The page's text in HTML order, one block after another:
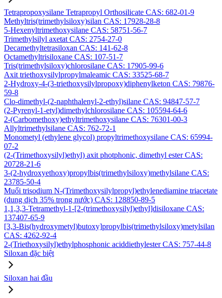
Tetrapropoxysilane Tetrapropyl Orthosilicate CAS: 682-01-9
Methyltris(trimethylsiloxy)silan CAS: 17928-28-8
5-Hexenyltrimethoxysilane CAS: 58751-56-7
Trimethylsilyl axetat CAS: 2754-27-0
Decamethyltetrasiloxan CAS: 141-62-8
Octamethyltrisiloxane CAS: 107-51-7
Tris(trimethylsiloxy)chlorosilane CAS: 17905-99-6
Axit triethoxysilylpropylmaleamic CAS: 33525-68-7
2-Hydroxy-4-(3-triethoxysilylpropoxy)diphenylketon CAS: 79876-
59-8
Clo-dimethyl-(2-naphthalenyl-2-ethyl)silane CAS: 94847-57-7
(2-Pyrenyl-1-etyl)dimethylchlorosilane CAS: 105594-64-6
2-(Carbomethoxy)ethyltrimethoxysilane CAS: 76301-00-3
Allyltrimethylsilane CAS: 762-72-1
Monometyl (ethylene glycol) propyltrimethoxysilane CAS: 65994-
07-2
(2-(Trimethoxysilyl)ethyl) axit photphonic, dimethyl ester CAS:
20728-21-6
3-(2-hydroxyethoxy)propylbis(trimethylsiloxy)methylsilane CAS:
23785-50-4
Muối trisodium N-(Trimethoxysilylpropyl)ethylenediamine triacetate
(dung dịch 35% trong nước) CAS: 128850-89-5
1,1,3,3-Tetramethyl-1-[2-(trimethoxysilyl)ethyl]disiloxane CAS:
137407-65-9
[3,3-Bis(hydroxymetyl)butoxy]propylbis(trimethylsiloxy)metylsilan
CAS: 4262-92-4
2-(Triethoxysilyl)ethylphosphonic aciddiethylester CAS: 757-44-8
Siloxan đặc biệt
Siloxan hai đầu